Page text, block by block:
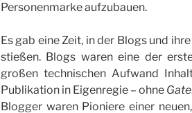
Personenmarke aufzubauen.
Es gab eine Zeit, in der Blogs und
stießen. Blogs waren eine der
großen technischen Aufwand
Publikation in Eigenregie – ohne
Blogger waren Pioniere einer